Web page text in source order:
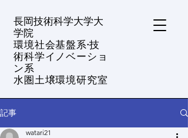
​長岡技術科学大学大
学院
環境社会基盤系·技
術科学イノベーショ
ン系
水圏土壌環境研究室
記事
watari21